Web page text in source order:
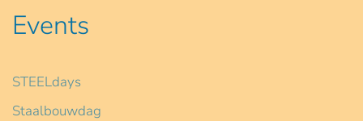
Events
STEELdays
Staalbouwdag